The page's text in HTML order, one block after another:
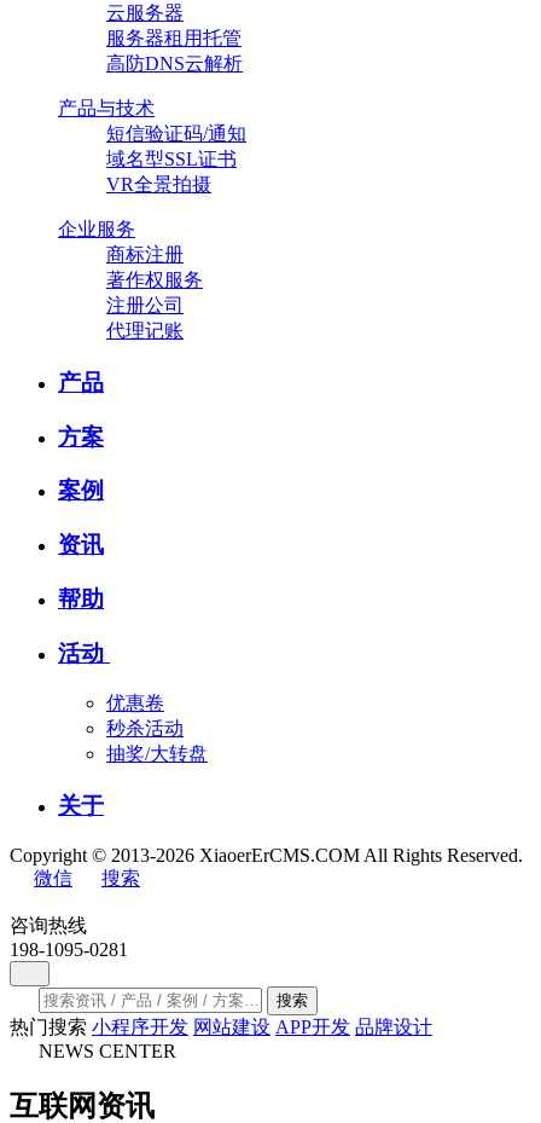
云服务器
服务器租用托管
高防DNS云解析
产品与技术
短信验证码/通知
域名型SSL证书
VR全景拍摄
企业服务
商标注册
著作权服务
注册公司
代理记账
产品
方案
案例
资讯
帮助
活动
优惠卷
秒杀活动
抽奖/大转盘
关于
Copyright © 2013-2026 XiaoerErCMS.COM All Rights Reserved.
微信
搜索
咨询热线
198-1095-0281
搜索
热门搜索 小程序开发 网站建设 APP开发 品牌设计
NEWS CENTER
互联网资讯